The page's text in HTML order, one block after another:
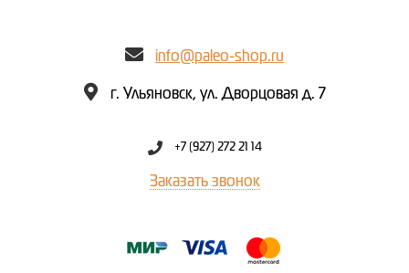
info@paleo-shop.ru
г. Ульяновск, ул. Дворцовая д. 7
+7 (927) 272 21 14
Заказать звонок